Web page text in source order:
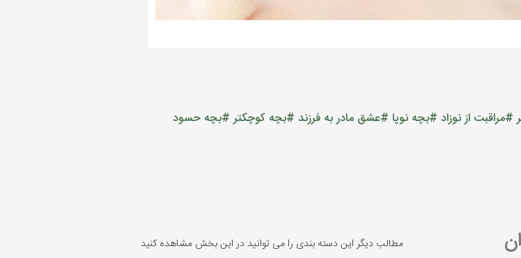
#مراقبت از نوزاد #بچه نوپا #عشق مادر به فرزند #بچه کوچکتر #بچه حسود
مطالب دیگر این دسته بندی را می توانید در این بخش مشاهده کنید